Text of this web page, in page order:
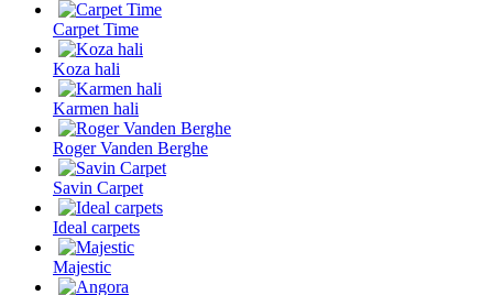
Carpet Time
Koza hali
Karmen hali
Roger Vanden Berghe
Savin Carpet
Ideal carpets
Majestic